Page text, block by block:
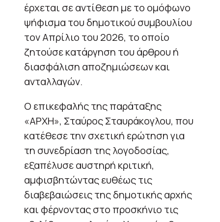
έρχεται σε αντίθεση με το ομόφωνο
ψήφισμα του δημοτικού συμβουλίου
τον Απρίλιο του 2026, το οποίο
ζητούσε κατάργηση του άρθρου ή
διασφάλιση αποζημιώσεων και
ανταλλαγών.
Ο επικεφαλής της παράταξης
«ΑΡΧΗ», Σταύρος Σταυράκογλου, που
κατέθεσε την σχετική ερώτηση για
τη συνεδρίαση της λογοδοσίας,
εξαπέλυσε αυστηρή κριτική,
αμφισβητώντας ευθέως τις
διαβεβαιώσεις της δημοτικής αρχής
και φέρνοντας στο προσκήνιο τις